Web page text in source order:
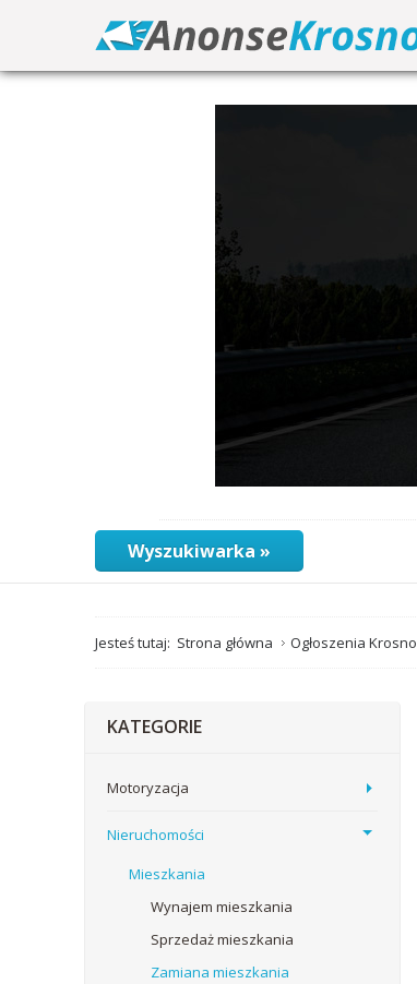
Wyszukiwarka »
Jesteś tutaj: Strona główna Ogłoszenia Krosno
KATEGORIE
Motoryzacja
Nieruchomości
Mieszkania
Wynajem mieszkania
Sprzedaż mieszkania
Zamiana mieszkania